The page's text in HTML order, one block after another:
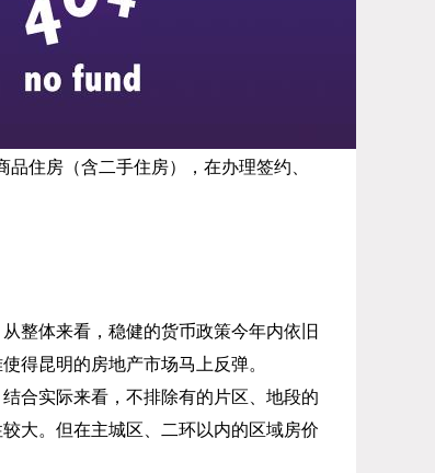
品住房（含二手住房）的，在办理签
进城时间长、就业能力强，可以适应
住房（含二手住房），在办理签约、
整体来看，稳健的货币政策今年内依旧
得昆明的房地产市场马上反弹。
合实际来看，不排除有的片区、地段的
大。但在主城区、二环以内的区域房价